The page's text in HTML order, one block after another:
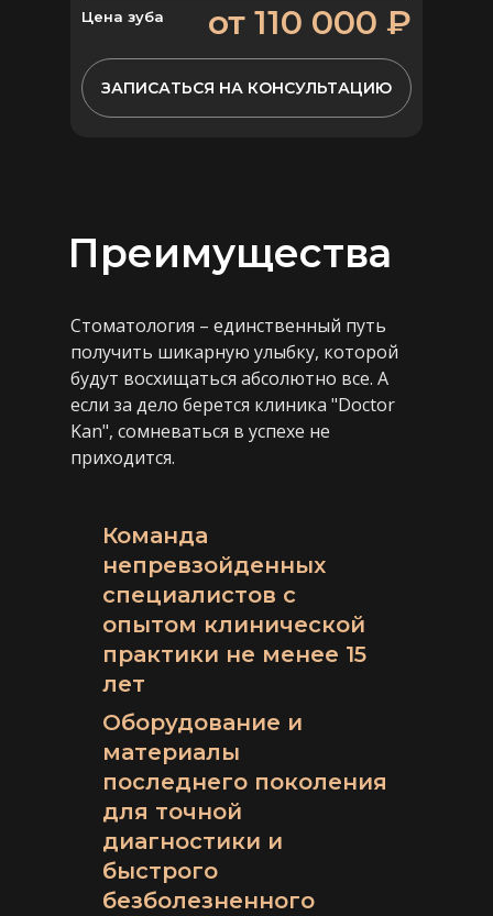
от 110 000 ₽
Цена зуба
ЗАПИСАТЬСЯ НА КОНСУЛЬТАЦИЮ
Преимущества
Стоматология – единственный путь
получить шикарную улыбку, которой
будут восхищаться абсолютно все. А
если за дело берется клиника "Doctor
Kan", сомневаться в успехе не
приходится.
Команда
непревзойденных
специалистов с
опытом клинической
практики не менее 15
лет
Оборудование и
материалы
последнего поколения
для точной
диагностики и
быстрого
безболезненного